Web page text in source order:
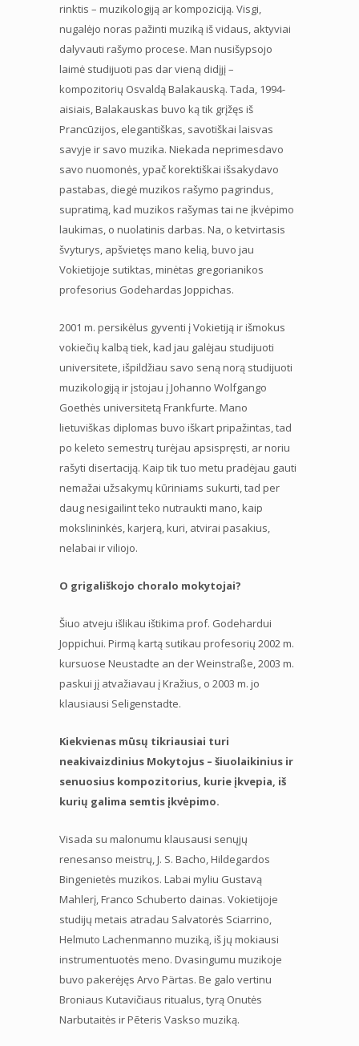
rinktis – muzikologiją ar kompoziciją. Visgi,
nugalėjo noras pažinti muziką iš vidaus, aktyviai
dalyvauti rašymo procese. Man nusišypsojo
laimė studijuoti pas dar vieną didįjį –
kompozitorių Osvaldą Balakauską. Tada, 1994-
aisiais, Balakauskas buvo ką tik grįžęs iš
Prancūzijos, elegantiškas, savotiškai laisvas
savyje ir savo muzika. Niekada neprimesdavo
savo nuomonės, ypač korektiškai išsakydavo
pastabas, diegė muzikos rašymo pagrindus,
supratimą, kad muzikos rašymas tai ne įkvėpimo
laukimas, o nuolatinis darbas. Na, o ketvirtasis
švyturys, apšvietęs mano kelią, buvo jau
Vokietijoje sutiktas, minėtas gregorianikos
profesorius Godehardas Joppichas.
2001 m. persikėlus gyventi į Vokietiją ir išmokus
vokiečių kalbą tiek, kad jau galėjau studijuoti
universitete, išpildžiau savo seną norą studijuoti
muzikologiją ir įstojau į Johanno Wolfgango
Goethės universitetą Frankfurte. Mano
lietuviškas diplomas buvo iškart pripažintas, tad
po keleto semestrų turėjau apsispręsti, ar noriu
rašyti disertaciją. Kaip tik tuo metu pradėjau gauti
nemažai užsakymų kūriniams sukurti, tad per
daug nesigailint teko nutraukti mano, kaip
mokslininkės, karjerą, kuri, atvirai pasakius,
nelabai ir viliojo.
O grigališkojo choralo mokytojai?
Šiuo atveju išlikau ištikima prof. Godehardui
Joppichui. Pirmą kartą sutikau profesorių 2002 m.
kursuose Neustadte an der Weinstraße, 2003 m.
paskui jį atvažiavau į Kražius, o 2003 m. jo
klausiausi Seligenstadte.
Kiekvienas mūsų tikriausiai turi
neakivaizdinius Mokytojus – šiuolaikinius ir
senuosius kompozitorius, kurie įkvepia, iš
kurių galima semtis įkvėpimo.
Visada su malonumu klausausi senųjų
renesanso meistrų, J. S. Bacho, Hildegardos
Bingenietės muzikos. Labai myliu Gustavą
Mahlerį, Franco Schuberto dainas. Vokietijoje
studijų metais atradau Salvatorės Sciarrino,
Helmuto Lachenmanno muziką, iš jų mokiausi
instrumentuotės meno. Dvasingumu muzikoje
buvo pakerėjęs Arvo Pärtas. Be galo vertinu
Broniaus Kutavičiaus ritualus, tyrą Onutės
Narbutaitės ir Pēteris Vaskso muziką.